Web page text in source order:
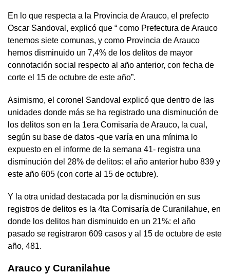
En lo que respecta a la Provincia de Arauco, el prefecto
Oscar Sandoval, explicó que “ como Prefectura de Arauco
tenemos siete comunas, y como Provincia de Arauco
hemos disminuido un 7,4% de los delitos de mayor
connotación social respecto al año anterior, con fecha de
corte el 15 de octubre de este año”.
Asimismo, el coronel Sandoval explicó que dentro de las
unidades donde más se ha registrado una disminución de
los delitos son en la 1era Comisaría de Arauco, la cual,
según su base de datos -que varía en una mínima lo
expuesto en el informe de la semana 41- registra una
disminución del 28% de delitos: el año anterior hubo 839 y
este año 605 (con corte al 15 de octubre).
Y la otra unidad destacada por la disminución en sus
registros de delitos es la 4ta Comisaría de Curanilahue, en
donde los delitos han disminuido en un 21%: el año
pasado se registraron 609 casos y al 15 de octubre de este
año, 481.
Arauco y Curanilahue